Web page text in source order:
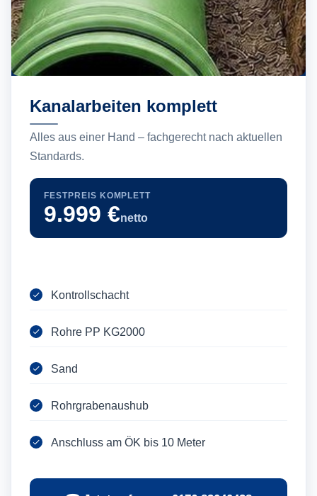
Kanalarbeiten komplett
Alles aus einer Hand – fachgerecht nach aktuellen
Standards.
FESTPREIS KOMPLETT
9.999 €netto
Kontrollschacht
Rohre PP KG2000
Sand
Rohrgrabenaushub
Anschluss am ÖK bis 10 Meter